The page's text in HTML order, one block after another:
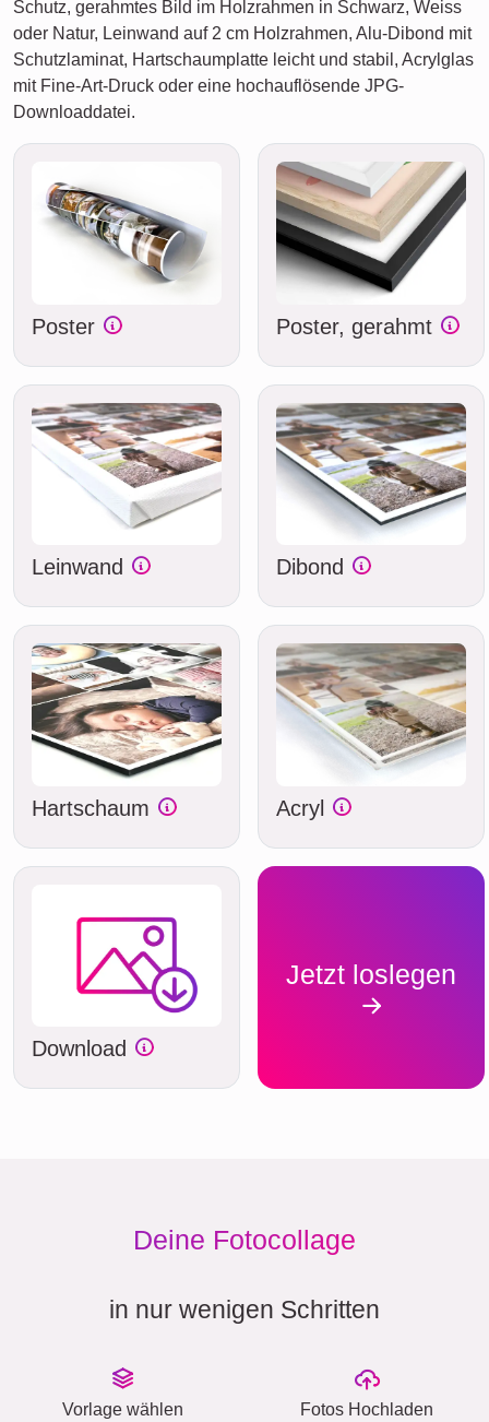
Schutz, gerahmtes Bild im Holzrahmen in Schwarz, Weiss
oder Natur, Leinwand auf 2 cm Holzrahmen, Alu-Dibond mit
Schutzlaminat, Hartschaumplatte leicht und stabil, Acrylglas
mit Fine-Art-Druck oder eine hochauflösende JPG-
Downloaddatei.
Poster Poster, gerahmt
Leinwand Dibond
Hartschaum Acryl
Download
Jetzt loslegen
Deine Fotocollage
in nur wenigen Schritten
Vorlage wählen Fotos Hochladen